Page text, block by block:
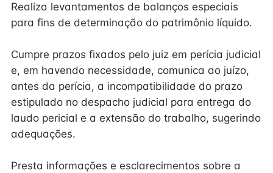
Realiza levantamentos de balanços especiais
para fins de determinação do patrimônio líquido.
Cumpre prazos fixados pelo juiz em perícia judicial
e, em havendo necessidade, comunica ao juízo,
antes da perícia, a incompatibilidade do prazo
estipulado no despacho judicial para entrega do
laudo pericial e a extensão do trabalho, sugerindo
adequações.
Presta informações e esclarecimentos sobre a